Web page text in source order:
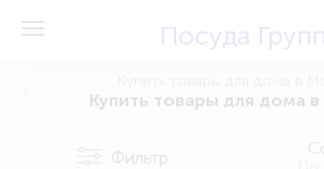
Посуда Групп
Купить товары для дома
Фильтр